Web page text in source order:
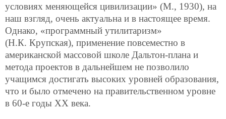
условиях меняющейся цивилизации» (М., 1930), на
наш взгляд, очень актуальна и в настоящее время.
Однако, «программный утилитаризм»
(Н.К. Крупская), применение повсеместно в
американской массовой школе Дальтон-плана и
метода проектов в дальнейшем не позволило
учащимся достигать высоких уровней образования,
что и было отмечено на правительственном уровне
в 60-е годы ХХ века.